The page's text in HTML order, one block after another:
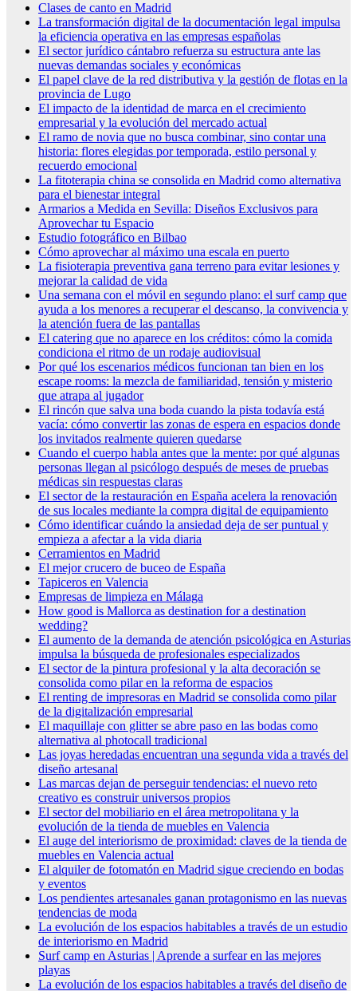
Clases de canto en Madrid
La transformación digital de la documentación legal impulsa
la eficiencia operativa en las empresas españolas
El sector jurídico cántabro refuerza su estructura ante las
nuevas demandas sociales y económicas
El papel clave de la red distributiva y la gestión de flotas en la
provincia de Lugo
El impacto de la identidad de marca en el crecimiento
empresarial y la evolución del mercado actual
El ramo de novia que no busca combinar, sino contar una
historia: flores elegidas por temporada, estilo personal y
recuerdo emocional
La fitoterapia china se consolida en Madrid como alternativa
para el bienestar integral
Armarios a Medida en Sevilla: Diseños Exclusivos para
Aprovechar tu Espacio
Estudio fotográfico en Bilbao
Cómo aprovechar al máximo una escala en puerto
La fisioterapia preventiva gana terreno para evitar lesiones y
mejorar la calidad de vida
Una semana con el móvil en segundo plano: el surf camp que
ayuda a los menores a recuperar el descanso, la convivencia y
la atención fuera de las pantallas
El catering que no aparece en los créditos: cómo la comida
condiciona el ritmo de un rodaje audiovisual
Por qué los escenarios médicos funcionan tan bien en los
escape rooms: la mezcla de familiaridad, tensión y misterio
que atrapa al jugador
El rincón que salva una boda cuando la pista todavía está
vacía: cómo convertir las zonas de espera en espacios donde
los invitados realmente quieren quedarse
Cuando el cuerpo habla antes que la mente: por qué algunas
personas llegan al psicólogo después de meses de pruebas
médicas sin respuestas claras
El sector de la restauración en España acelera la renovación
de sus locales mediante la compra digital de equipamiento
Cómo identificar cuándo la ansiedad deja de ser puntual y
empieza a afectar a la vida diaria
Cerramientos en Madrid
El mejor crucero de buceo de España
Tapiceros en Valencia
Empresas de limpieza en Málaga
How good is Mallorca as destination for a destination
wedding?
El aumento de la demanda de atención psicológica en Asturias
impulsa la búsqueda de profesionales especializados
El sector de la pintura profesional y la alta decoración se
consolida como pilar en la reforma de espacios
El renting de impresoras en Madrid se consolida como pilar
de la digitalización empresarial
El maquillaje con glitter se abre paso en las bodas como
alternativa al photocall tradicional
Las joyas heredadas encuentran una segunda vida a través del
diseño artesanal
Las marcas dejan de perseguir tendencias: el nuevo reto
creativo es construir universos propios
El sector del mobiliario en el área metropolitana y la
evolución de la tienda de muebles en Valencia
El auge del interiorismo de proximidad: claves de la tienda de
muebles en Valencia actual
El alquiler de fotomatón en Madrid sigue creciendo en bodas
y eventos
Los pendientes artesanales ganan protagonismo en las nuevas
tendencias de moda
La evolución de los espacios habitables a través de un estudio
de interiorismo en Madrid
Surf camp en Asturias | Aprende a surfear en las mejores
playas
La evolución de los espacios habitables a través del diseño de